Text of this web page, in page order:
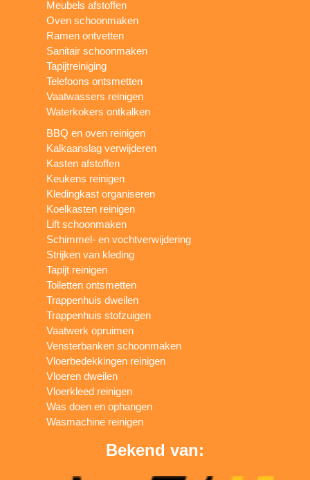
Meubels afstoffen
Oven schoonmaken
Ramen ontvetten
Sanitair schoonmaken
Tapijtreiniging
Telefoons ontsmetten
Vaatwassers reinigen
Waterkokers ontkalken
BBQ en oven reinigen
Kalkaanslag verwijderen
Kasten afstoffen
Keukens reinigen
Kledingkast organiseren
Koelkasten reinigen
Lift schoonmaken
Schimmel- en vochtverwijdering
Strijken van kleding
Tapijt reinigen
Toiletten ontsmetten
Trappenhuis dweilen
Trappenhuis stofzuigen
Vaatwerk opruimen
Vensterbanken schoonmaken
Vloerbedekkingen reinigen
Vloeren dweilen
Vloerkleed reinigen
Was doen en ophangen
Wasmachine reinigen
Bekend van: